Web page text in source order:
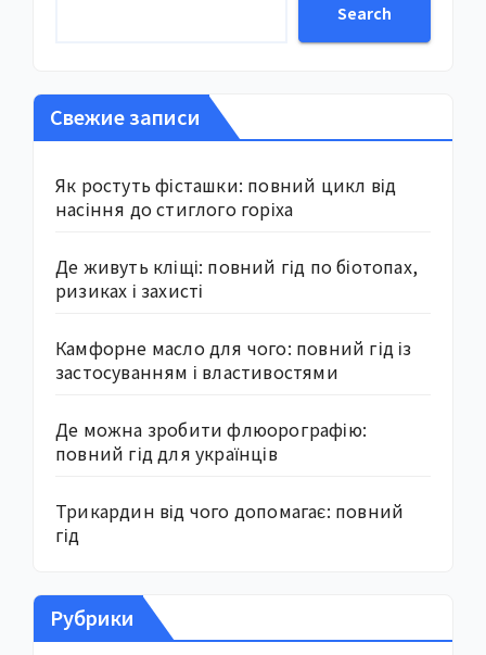
Search
Свежие записи
Як ростуть фісташки: повний цикл від
насіння до стиглого горіха
Де живуть кліщі: повний гід по біотопах,
ризиках і захисті
Камфорне масло для чого: повний гід із
застосуванням і властивостями
Де можна зробити флюорографію:
повний гід для українців
Трикардин від чого допомагає: повний
гід
Рубрики